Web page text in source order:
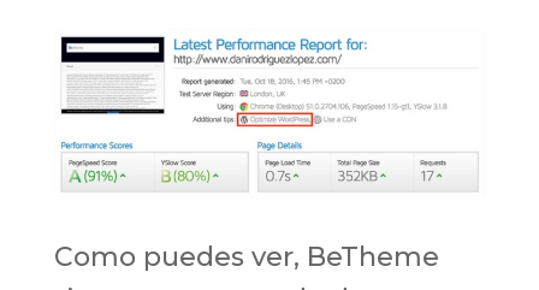
Como puedes ver, BeTheme